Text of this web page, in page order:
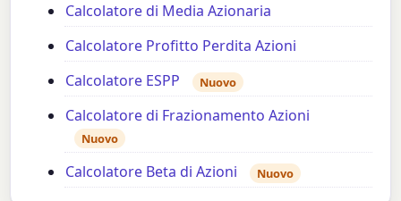
Calcolatore di Media Azionaria
Calcolatore Profitto Perdita Azioni
Calcolatore ESPP
Nuovo
Calcolatore di Frazionamento Azioni
Nuovo
Calcolatore Beta di Azioni Nuovo